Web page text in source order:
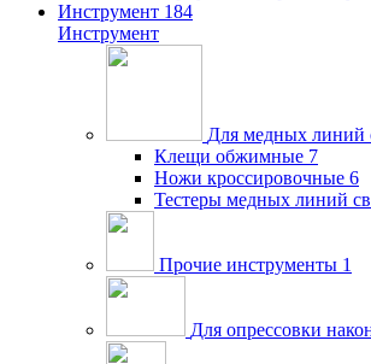
Инструмент 184
Инструмент
Для медных линий
Клещи обжимные 7
Ножи кроссировочные 6
Тестеры медных линий
Прочие инструменты 1
Для опрессовки